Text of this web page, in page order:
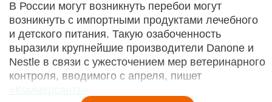
В России могут возникнуть перебои могут
возникнуть с импортными продуктами лечебного
и детского питания. Такую озабоченность
выразили крупнейшие производители Danone и
Nestle в связи с ужесточением мер ветеринарного
контроля, вводимого с апреля, пишет
«Коммерсантъ»